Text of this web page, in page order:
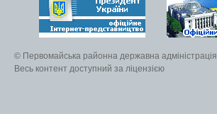
© Первомайська районна державна адміністрація
Весь контент доступний за ліцензією